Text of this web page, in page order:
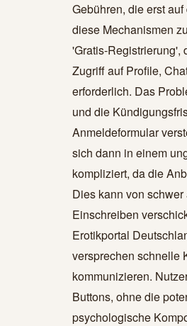
Gebühren, die erst
diese Mechanismen
'Gratis-Registrierung',
Zugriff auf Profile,
erforderlich. Das
und die
Anmeldeformular
sich dann in einem
kompliziert, da die
Dies kann von
Einschreiben
Erotikportal
versprechen schnelle
kommunizieren.
Buttons, ohne die
psychologische